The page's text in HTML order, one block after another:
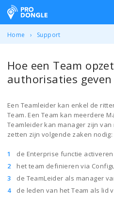
ProDongle Track &
Home Support
Hoe een Team
authorisaties geven
Een Teamleider kan enkel de
Team. Een Team kan meerdere
Teamleider kan manager zijn
zetten zijn volgende zaken nodig:
de Enterprise functie
het team definieren via
de TeamLeider als manager
de leden van het Team als lid